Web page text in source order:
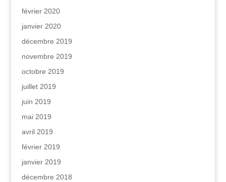
février 2020
janvier 2020
décembre 2019
novembre 2019
octobre 2019
juillet 2019
juin 2019
mai 2019
avril 2019
février 2019
janvier 2019
décembre 2018